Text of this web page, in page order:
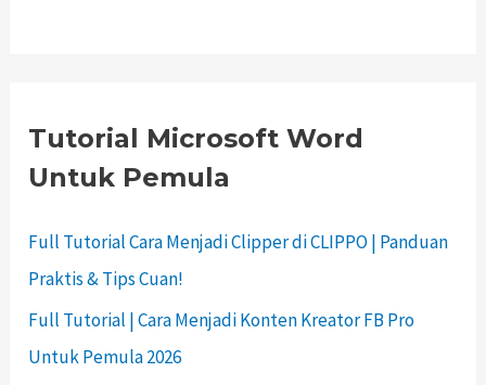
Tutorial Microsoft Word
Untuk Pemula
Full Tutorial Cara Menjadi Clipper di CLIPPO | Panduan
Praktis & Tips Cuan!
Full Tutorial | Cara Menjadi Konten Kreator FB Pro
Untuk Pemula 2026